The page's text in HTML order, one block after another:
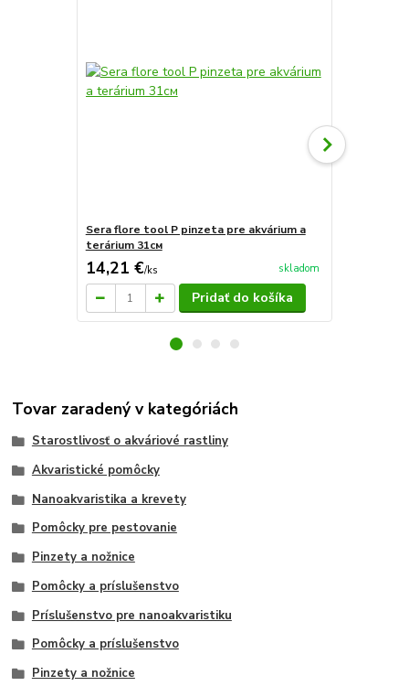
Sera flore tool P pinzeta pre akvárium a
terárium 31см
14,21 €/ks skladom
Pridať do košíka
Tovar zaradený v kategóriách
Starostlivosť o akváriové rastliny
Akvaristické pomôcky
Nanoakvaristika a krevety
Pomôcky pre pestovanie
Pinzety a nožnice
Pomôcky a príslušenstvo
Príslušenstvo pre nanoakvaristiku
Pomôcky a príslušenstvo
Pinzety a nožnice